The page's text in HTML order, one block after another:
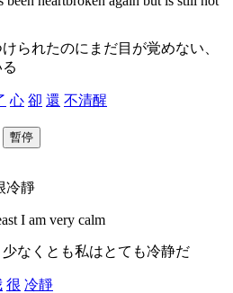
られたのにまだ目が覚めない、
心 卻 還 不清醒
暫停
冷靜
I am very calm
なくとも私はとても冷静だ
很 冷靜